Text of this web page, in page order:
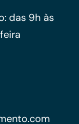
das 9h às